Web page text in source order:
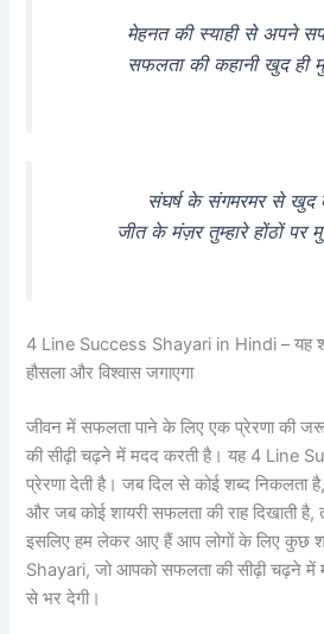
मेहनत की स्याही से अपने
सफलता की कहानी खुद ही
संघर्ष के संगमरमर से खुद
जीत के मंज़र तुम्हारे होंठों पर
4 Line Success Shayari in Hindi – यह
हौसला और विश्वास जगाएगा
जीवन में सफलता पाने के लिए एक प्रेरणा की
की सीढ़ी चढ़ने में मदद करती है। यह 4 Line
प्रेरणा देती है। जब दिल से कोई शब्द निकलता
और जब कोई शायरी सफलता की राह दिखाती है,
इसलिए हम लेकर आए हैं आप लोगों के लिए कुछ
Shayari, जो आपको सफलता की सीढ़ी चढ़ने
से भर देगी।